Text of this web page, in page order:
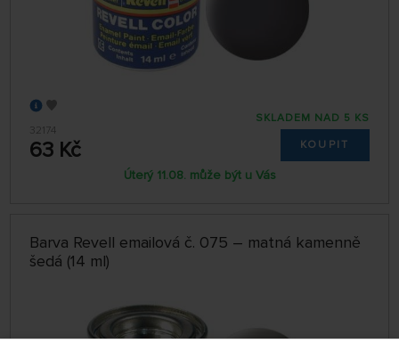
32174
63 Kč
SKLADEM NAD 5 KS
KOUPIT
Úterý 11.08. může být u Vás
Barva Revell emailová č. 075 – matná kamenně
šedá (14 ml)